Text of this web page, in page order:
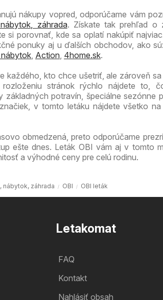
nákupy vopred, odporúčame vám
záhrada. Získate tak prehľad o
si porovnať, kde sa oplatí nakúpiť
ponuky aj u ďalších obchodov, ako sú:
, Action, 4home.sk.
každého, kto chce ušetriť, ale zároveň
stránok rýchlo nájdete to,
potravín, špeciálne sezónne
v tomto letáku nájdete všetko na
obmedzená, preto odporúčame
ešte dnes. Leták OBI vám aj v tomto
a výhodné ceny pre celú rodinu.
nábytok, záhrada OBI OBI leták
Letakomat
FAQ
Kontakt
Nahlásiť obsah